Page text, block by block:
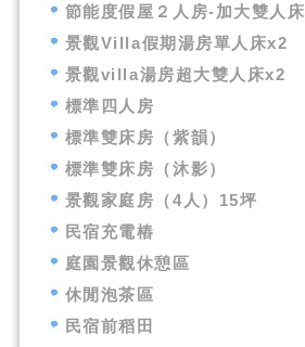
節能度假屋２人房-加大雙人床
景觀Villa假期湯房單人床x2
景觀villa湯房超大雙人床x2
標準四人房
標準雙床房（紫韻）
標準雙床房（沐影）
景觀家庭房（4人）15坪
民宿充電樁
庭園景觀休憩區
休閒泡茶區
民宿前稻田